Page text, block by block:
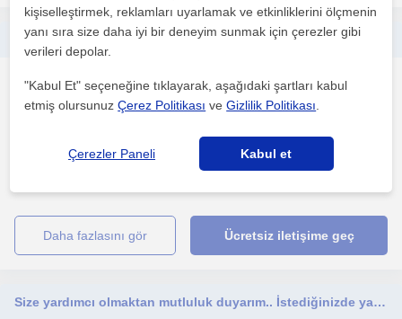
Ekonomi
Ankara Sehri
Öğrencinin talebine göre yüz yüze ya da online olarak iktisat
daha fazlasını gör Ücretsiz iletişime geç
Size yardımcı olmaktan mutluluk duyarım.. İstediğinizde yaza bilirsiniz..
kişiselleştirmek, reklamları uyarlamak ve etkinliklerini ölçmenin
yanı sıra size daha iyi bir deneyim sunmak için çerezler gibi
verileri depolar.
"Kabul Et" seçeneğine tıklayarak, aşağıdaki şartları kabul
etmiş olursunuzÇerez Politikası veGizlilik Politikası
Çerezler Paneli Kabul et